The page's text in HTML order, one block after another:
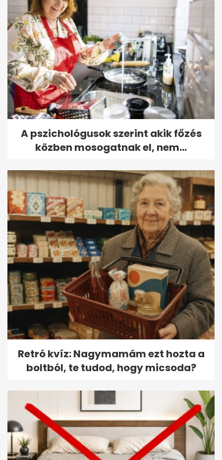
A pszichológusok szerint akik főzés
közben mosogatnak el, nem...
Retró kvíz: Nagymamám ezt hozta a
boltból, te tudod, hogy micsoda?